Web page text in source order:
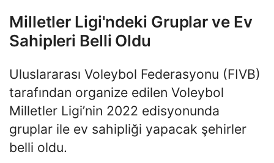
Milletler Ligi'ndeki Gruplar ve Ev
Sahipleri Belli Oldu
Uluslararası Voleybol Federasyonu (FIVB)
tarafından organize edilen Voleybol
Milletler Ligi’nin 2022 edisyonunda
gruplar ile ev sahipliği yapacak şehirler
belli oldu.